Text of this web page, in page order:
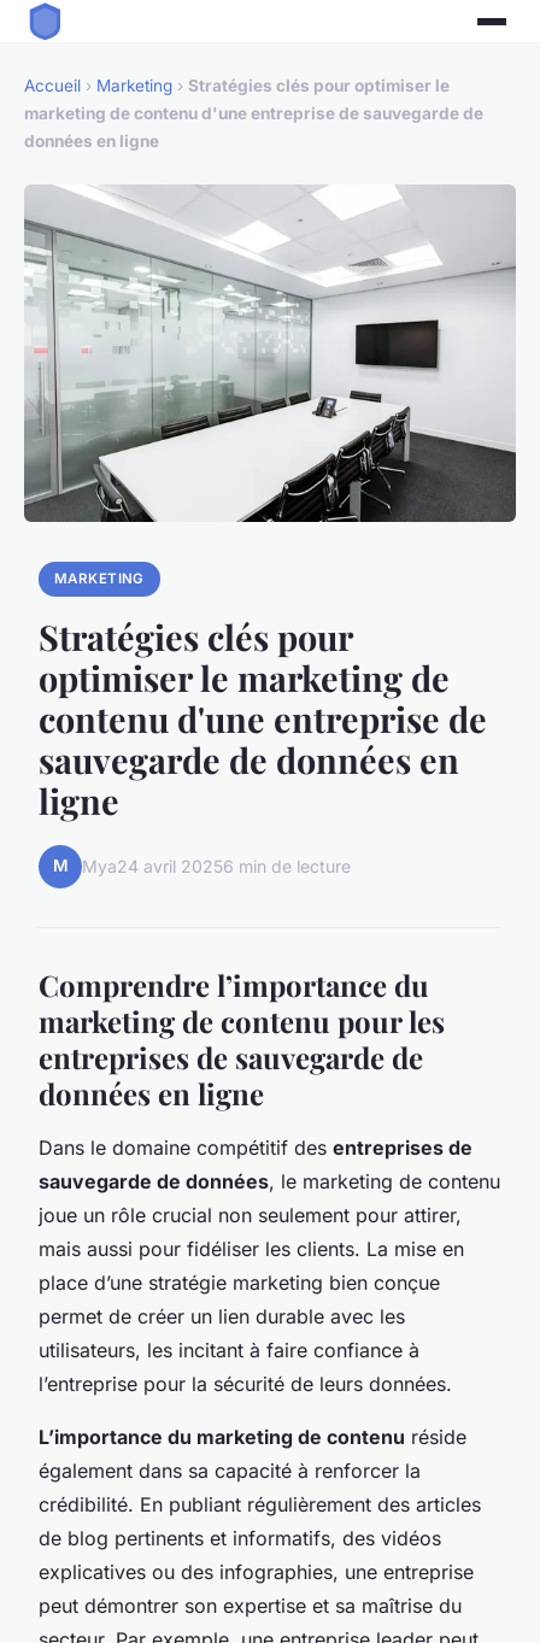
Accueil › Marketing › Stratégies clés pour optimiser le
marketing de contenu d'une entreprise de sauvegarde de
données en ligne
MARKETING
Stratégies clés pour
optimiser le marketing de
contenu d'une entreprise de
sauvegarde de données en
ligne
M Mya24 avril 20256 min de lecture
Comprendre l’importance du
marketing de contenu pour les
entreprises de sauvegarde de
données en ligne
Dans le domaine compétitif des entreprises de
sauvegarde de données, le marketing de contenu
joue un rôle crucial non seulement pour attirer,
mais aussi pour fidéliser les clients. La mise en
place d’une stratégie marketing bien conçue
permet de créer un lien durable avec les
utilisateurs, les incitant à faire confiance à
l’entreprise pour la sécurité de leurs données.
L’importance du marketing de contenu réside
également dans sa capacité à renforcer la
crédibilité. En publiant régulièrement des articles
de blog pertinents et informatifs, des vidéos
explicatives ou des infographies, une entreprise
peut démontrer son expertise et sa maîtrise du